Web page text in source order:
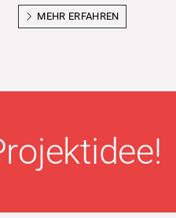
MEHR ERFAHREN